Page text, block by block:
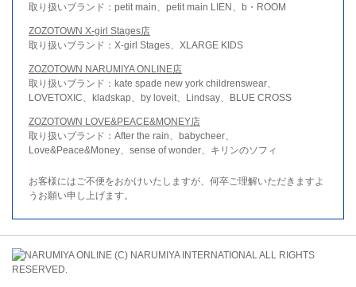
取り扱いブランド：petit main、petit main LIEN、b・ROOM
ZOZOTOWN X-girl Stages店
取り扱いブランド：X-girl Stages、XLARGE KIDS
ZOZOTOWN NARUMIYA ONLINE店
取り扱いブランド：kate spade new york childrenswear、
LOVETOXIC、kladskap、by loveit、Lindsay、BLUE CROSS
ZOZOTOWN LOVE&PEACE&MONEY店
取り扱いブランド：After the rain、babycheer、
Love&Peace&Money、sense of wonder、キリンのソフィ
お客様にはご不便をおかけいたしますが、何卒ご理解いただきますよ
うお願い申し上げます。